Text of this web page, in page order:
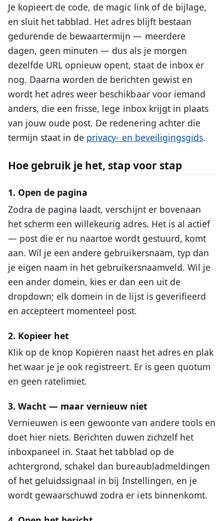
Je kopieert de code, de magic link of de bijlage,
en sluit het tabblad. Het adres blijft bestaan
gedurende de bewaartermijn — meerdere
dagen, geen minuten — dus als je morgen
dezelfde URL opnieuw opent, staat de inbox er
nog. Daarna worden de berichten gewist en
wordt het adres weer beschikbaar voor iemand
anders, die een frisse, lege inbox krijgt in plaats
van jouw oude post. De redenering achter die
termijn staat in de privacy- en beveiligingsgids.
Hoe gebruik je het, stap voor stap
1. Open de pagina
Zodra de pagina laadt, verschijnt er bovenaan
het scherm een willekeurig adres. Het is al actief
— post die er nu naartoe wordt gestuurd, komt
aan. Wil je een andere gebruikersnaam, typ dan
je eigen naam in het gebruikersnaamveld. Wil je
een ander domein, kies er dan een uit de
dropdown; elk domein in de lijst is geverifieerd
en accepteert momenteel post.
2. Kopieer het
Klik op de knop Kopiëren naast het adres en plak
het waar je je ook registreert. Er is geen quotum
en geen ratelimiet.
3. Wacht — maar vernieuw niet
Vernieuwen is een gewoonte van andere tools en
doet hier niets. Berichten duwen zichzelf het
inboxpaneel in. Staat het tabblad op de
achtergrond, schakel dan bureaubladmeldingen
of het geluidssignaal in bij Instellingen, en je
wordt gewaarschuwd zodra er iets binnenkomt.